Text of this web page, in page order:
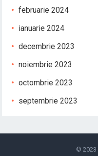
februarie 2024
ianuarie 2024
decembrie 2023
noiembrie 2023
octombrie 2023
septembrie 2023
© 2023